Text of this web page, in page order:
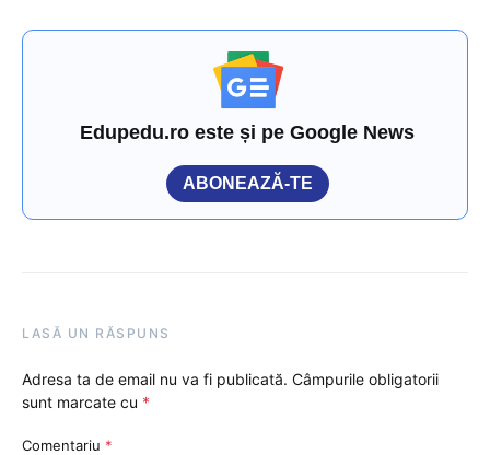
Edupedu.ro este și pe Google News
ABONEAZĂ-TE
LASĂ UN RĂSPUNS
Adresa ta de email nu va fi publicată. Câmpurile obligatorii
sunt marcate cu *
Comentariu *